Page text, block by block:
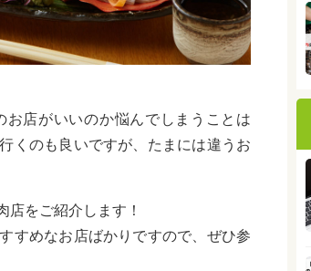
お店がいいのか悩んでしまうことは
くのも良いですが、たまには違うお
店をご紹介します！
すめなお店ばかりですので、ぜひ参